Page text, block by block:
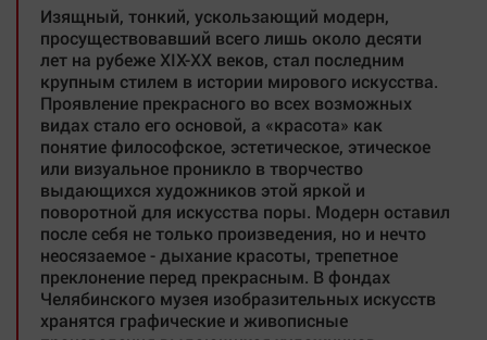
Изящный, тонкий, ускользающий модерн,
просуществовавший всего лишь около десяти
лет на рубеже XIX-XX веков, стал последним
крупным стилем в истории мирового искусства.
Проявление прекрасного во всех возможных
видах стало его основой, а «красота» как
понятие философское, эстетическое, этическое
или визуальное проникло в творчество
выдающихся художников этой яркой и
поворотной для искусства поры. Модерн оставил
после себя не только произведения, но и нечто
неосязаемое - дыхание красоты, трепетное
преклонение перед прекрасным. В фондах
Челябинского музея изобразительных искусств
хранятся графические и живописные